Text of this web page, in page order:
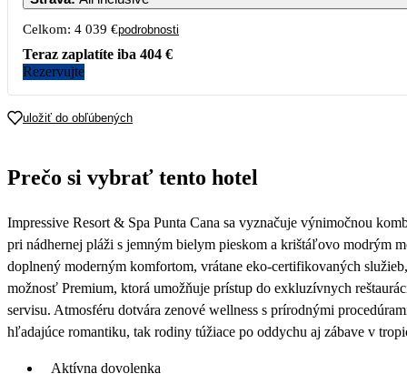
21 22 23
Celkom: 4 039 €podrobnosti
Teraz zaplatíte iba 404 €
Rezervujte
uložiť do obľúbených
Prečo si vybrať tento hotel
Impressive Resort & Spa Punta Cana sa vyznačuje výnimočnou
pri nádhernej pláži s jemným bielym pieskom a krištáľovo modrým
doplnený moderným komfortom, vrátane eko-certifikovaných
možnosť Premium, ktorá umožňuje prístup do exkluzívnych
servisu. Atmosféru dotvára zenové wellness s prírodnými
hľadajúce romantiku, tak rodiny túžiace po oddychu aj zábave v
Aktívna dovolenka